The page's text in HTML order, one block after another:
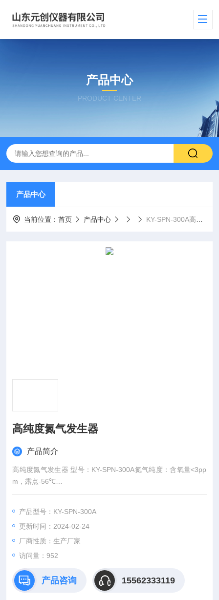
产品中心
PRODUCT CENTER
产品中心
当前位置：首页 产品中心 KY-SPN-300A高纯度氮气发生器
高纯度氮气发生器
产品简介
高纯度氮气发生器 型号：KY-SPN-300A氮气纯度：含氧量<3pp
m，露点-56℃
氮气流量：0-300mL/min
消耗功率：150W
外型尺寸：360×200×260（mm）
净 重：约13kg
产品型号：KY-SPN-300A
更新时间：2024-02-24
厂商性质：生产厂家
访问量：952
产品咨询 15562333119